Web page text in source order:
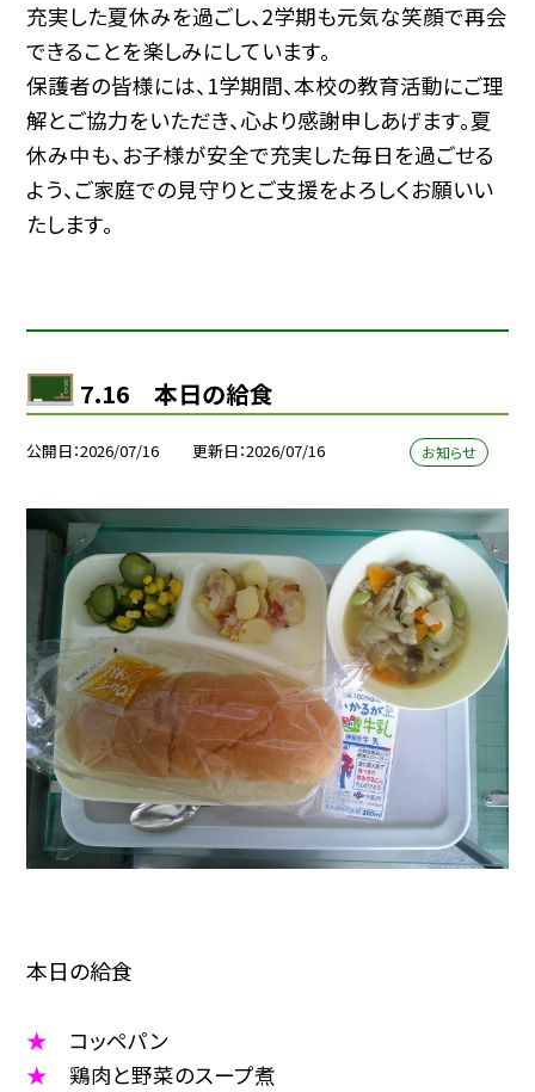
充実した夏休みを過ごし、2学期も元気な笑顔で再会
できることを楽しみにしています。
保護者の皆様には、1学期間、本校の教育活動にご理
解とご協力をいただき、心より感謝申しあげます。夏
休み中も、お子様が安全で充実した毎日を過ごせる
よう、ご家庭での見守りとご支援をよろしくお願いい
たします。
7.16 本日の給食
公開日 2026/07/16 更新日 2026/07/16 お知らせ
本日の給食
★ コッペパン
★ 鶏肉と野菜のスープ煮